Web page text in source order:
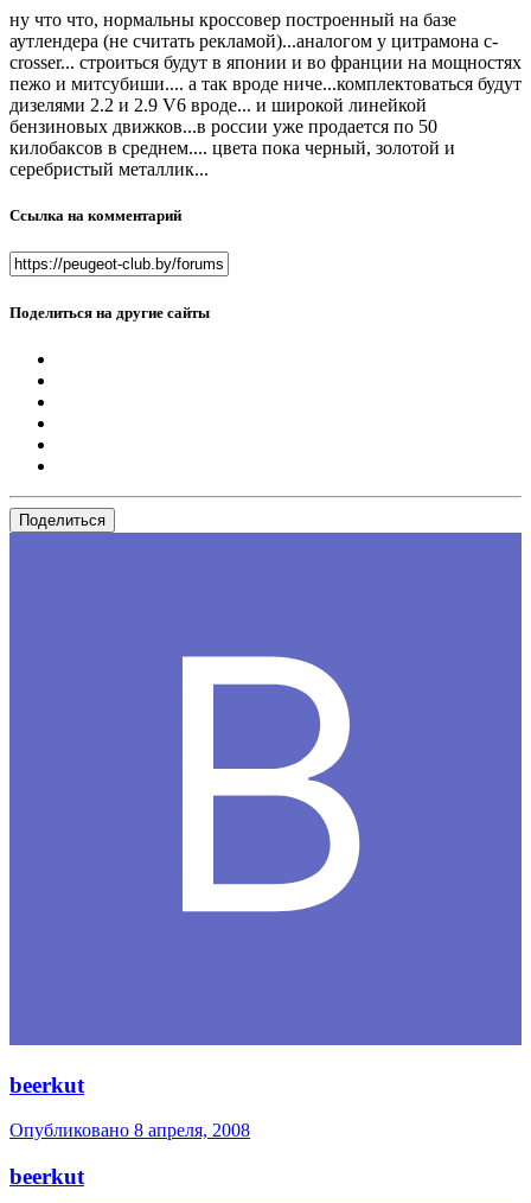
ну что что, нормальны кроссовер построенный на базе
аутлендера (не считать рекламой)...аналогом у цитрамона c-
crosser... строиться будут в японии и во франции на мощностях
пежо и митсубиши.... а так вроде ниче...комплектоваться будут
дизелями 2.2 и 2.9 V6 вроде... и широкой линейкой
бензиновых движков...в россии уже продается по 50
килобаксов в среднем.... цвета пока черный, золотой и
серебристый металлик...
Ссылка на комментарий
Поделиться на другие сайты
Поделиться
beerkut
Опубликовано 8 апреля, 2008
beerkut